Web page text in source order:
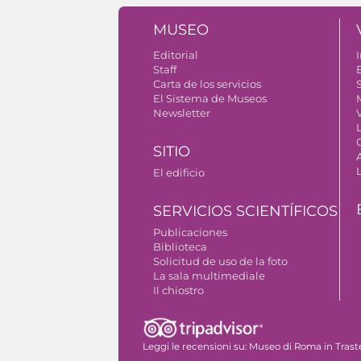
MUSEO
Editorial
Staff
Carta de los servicios
El Sistema de Museos
Newsletter
SITIO
El edificio
SERVICIOS SCIENTÍFICOS
Publicaciones
Biblioteca
Solicitud de uso de la foto
La sala multimediale
Il chiostro
Leggi le recensioni su: Museo di Roma in